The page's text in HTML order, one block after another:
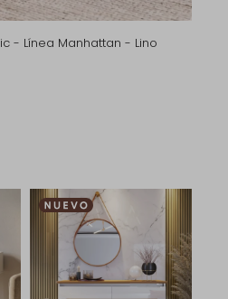
- Línea Manhattan - Lino